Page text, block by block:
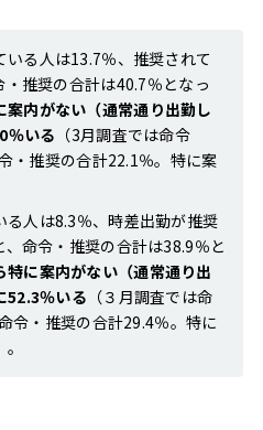
る人は13.7％、推奨されて
推奨の合計は40.7％となっ
案内がない（通常通り出勤し
％いる （3月調査では命令
・推奨の合計22.1％。特に案
る人は8.3％、時差出勤が推奨
命令・推奨の合計は38.9％と
特に案内がない（通常通り出
52.3％いる （３月調査では命
令・推奨の合計29.4％。特に